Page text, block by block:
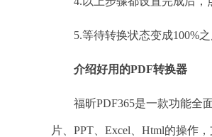
5.等待转换状态变成100%之
介绍好用的PDF转换器
福昕PDF365是一款功能全面
片、PPT、Excel、Html的操作